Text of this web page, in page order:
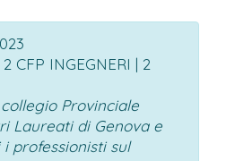
CFP INGEGNERI | 2
Provinciale
Laureati di Genova e
professionisti sul